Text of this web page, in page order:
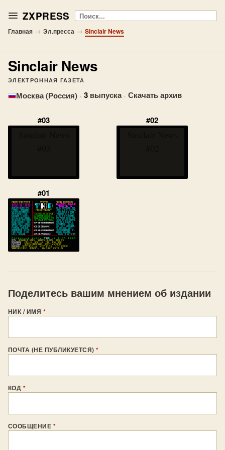
ZXPRESS Поиск
Главная → Эл.пресса → Sinclair News
Sinclair News
ЭЛЕКТРОННАЯ ГАЗЕТА
Москва (Россия) · 3 выпуска · Скачать архив
#03 #02
#01
Поделитесь вашим мнением об издании
НИК / ИМЯ *
ПОЧТА (НЕ ПУБЛИКУЕТСЯ)*
КОД *
СООБЩЕНИЕ *